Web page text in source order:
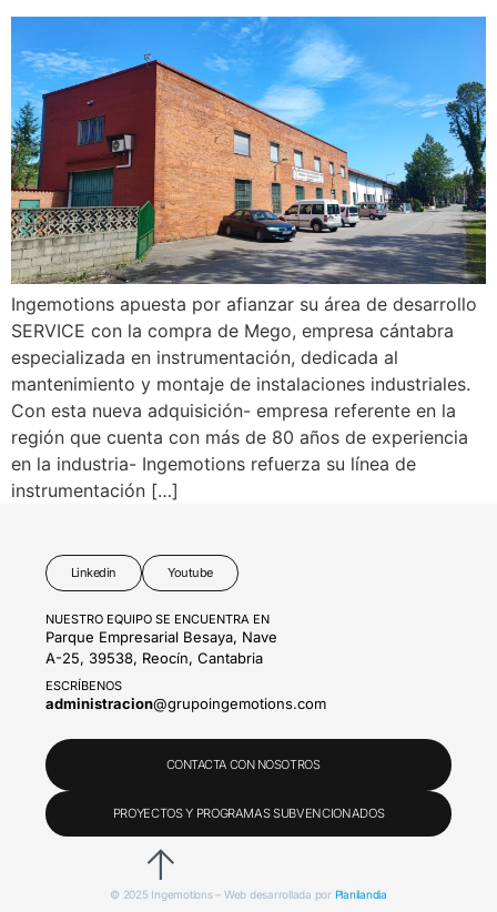
Ingemotions apuesta por afianzar su área de desarrollo
SERVICE con la compra de Mego, empresa cántabra
especializada en instrumentación, dedicada al
mantenimiento y montaje de instalaciones industriales.
Con esta nueva adquisición- empresa referente en la
región que cuenta con más de 80 años de experiencia
en la industria- Ingemotions refuerza su línea de
instrumentación […]
Linkedin Youtube
NUESTRO EQUIPO SE ENCUENTRA EN
Parque Empresarial Besaya, Nave
A-25, 39538, Reocín, Cantabria
ESCRÍBENOS
administracion@grupoingemotions.com
CONTACTA CON NOSOTROS
PROYECTOS Y PROGRAMAS SUBVENCIONADOS
© 2025 Ingemotions – Web desarrollada por Planilandia